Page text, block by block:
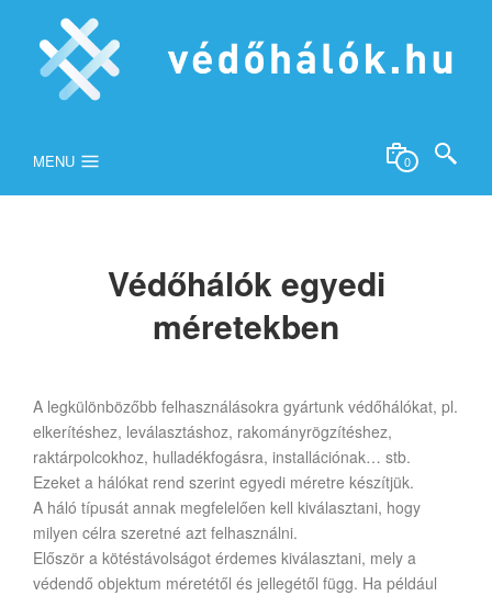
MENU 0
Védőhálók egyedi
méretekben
A legkülönbözőbb felhasználásokra gyártunk védőhálókat, pl.
elkerítéshez, leválasztáshoz, rakományrögzítéshez,
raktárpolcokhoz, hulladékfogásra, installációnak… stb.
Ezeket a hálókat rend szerint egyedi méretre készítjük.
A háló típusát annak megfelelően kell kiválasztani, hogy
milyen célra szeretné azt felhasználni.
Először a kötéstávolságot érdemes kiválasztani, mely a
védendő objektum méretétől és jellegétől függ. Ha például